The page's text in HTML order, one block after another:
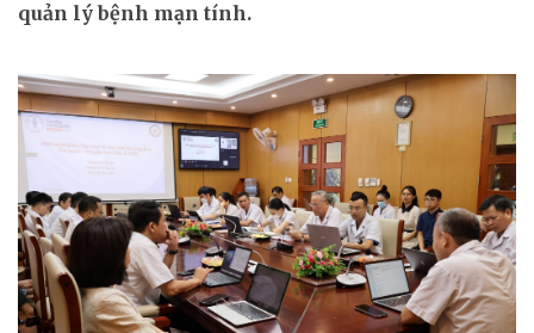
quản lý bệnh mạn tính.